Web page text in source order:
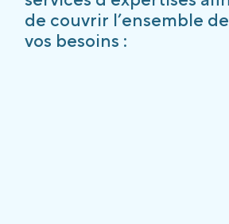
de couvrir l’ensemble de
vos besoins :